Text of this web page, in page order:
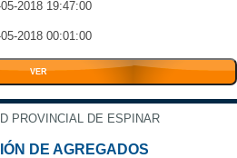
2018 19:47:00
2018 00:01:00
VER
PROVINCIAL DE ESPINAR
DE AGREGADOS